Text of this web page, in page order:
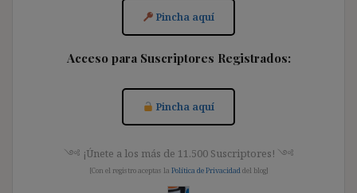
Pincha aquí
Acceso para Suscriptores Registrados:
Pincha aquí
༺ ¡Únete a los más de 11.500 Suscriptores! ༺
[Con el registro aceptas la Política de Privacidad del blog]